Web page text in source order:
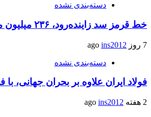
دسته‌بندی نشده
خط قرمز سد زاینده‌رود، ۲۳۶ میلیون مترمکعب است
7 روز ago ins2012
دسته‌بندی نشده
فولاد ایران علاوه بر بحران
2 هفته ago ins2012